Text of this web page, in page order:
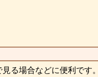
る場合などに便利で